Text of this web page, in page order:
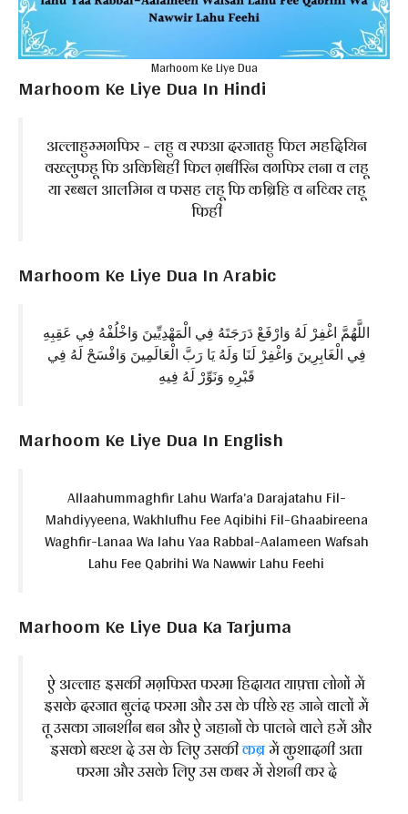
Marhoom Ke Liye Dua
Marhoom Ke Liye Dua In Hindi
अल्लाहुम्मगफिर – लहु व रफआ दरजातहु फिल महदियिन
वख्लुफहू फि अकिबिही फिल ग़बीरिन वगफिर लना व लहू
या रब्बल आलमिन व फसह लहू फि कब्रिहि व नव्विर लहू
फिही
Marhoom Ke Liye Dua In Arabic
اللَّهُمَّ اغْفِرْ لَهُ وَارْفَعْ دَرَجَتَهُ فِي الْمَهْدِيِّينَ وَاخْلُفْهُ فِي عَقِبِهِ
فِي الْغَابِرِينَ وَاغْفِرْ لَنَا وَلَهُ يَا رَبَّ الْعَالَمِينَ وَافْسَحْ لَهُ فِي
قَبْرِهِ وَنَوِّرْ لَهُ فِيهِ
Marhoom Ke Liye Dua In English
Allaahummaghfir Lahu Warfa’a Darajatahu Fil-
Mahdiyyeena, Wakhlufhu Fee Aqibihi Fil-Ghaabireena
Waghfir-Lanaa Wa lahu Yaa Rabbal-Aalameen Wafsah
Lahu Fee Qabrihi Wa Nawwir Lahu Feehi
Marhoom Ke Liye Dua Ka Tarjuma
ऐ अल्लाह इसकी मग़फिरत फरमा हिदायत याफ़्ता लोगों में
इसके दरजात बुलंद फरमा और उस के पीछे रह जाने वालों में
तू उसका जानशीन बन और ऐ जहानों के पालने वाले हमें और
इसको बख्श दे उस के लिए उसकीकब्रमें कुशादगी अता
फरमा और उसके लिए उस कबर में रोशनी कर दे